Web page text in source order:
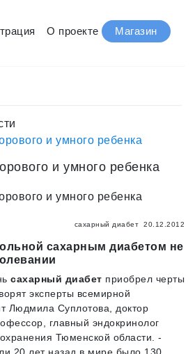
О проекте Магазин
и умного ребенка
и умного ребенка
сахарный диабет 20.12.2012
сахарным диабетом не
сахарный диабет приобрел черты
эксперты всемирной
Людмила Суплотова, доктор
главный эндокринолог
Тюменской области. -